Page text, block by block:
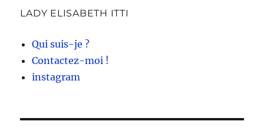
LADY ELISABETH ITTI
Qui suis-je ?
Contactez-moi !
instagram